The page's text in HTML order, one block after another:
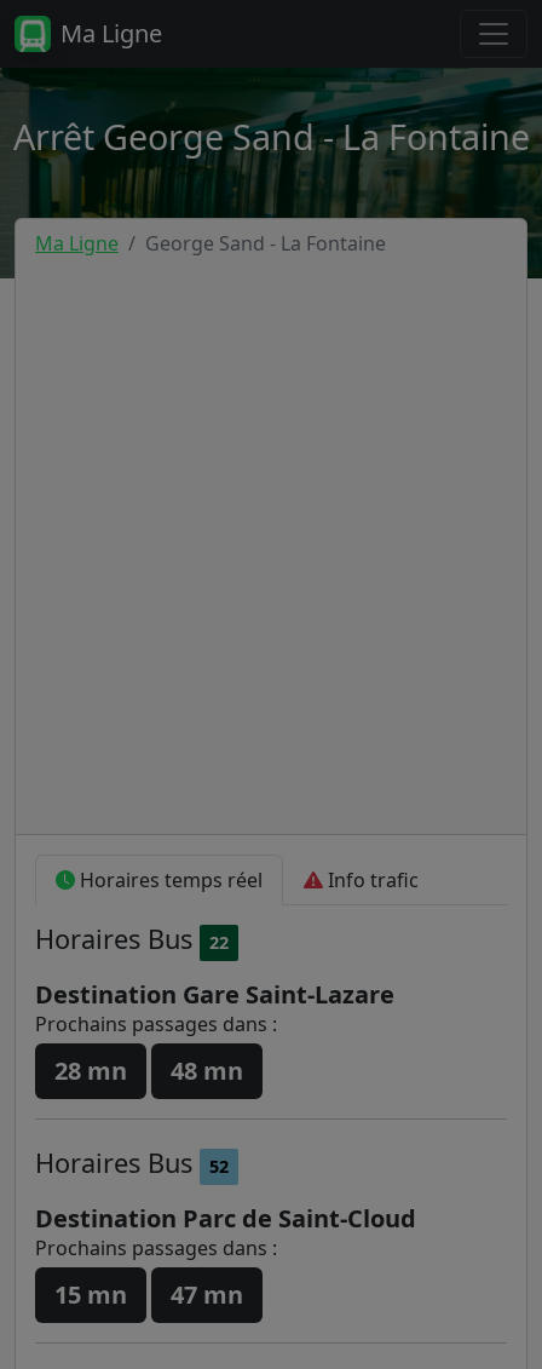
Ma Ligne
Arrêt George Sand - La Fontaine
Ma Ligne George Sand - La Fontaine
Horaires temps réel Info trafic
Horaires Bus 22
Destination Gare Saint-Lazare
Prochains passages dans :
28 mn 48 mn
Horaires Bus 52
Destination Parc de Saint-Cloud
Prochains passages dans :
15 mn 47 mn